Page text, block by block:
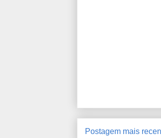
Postagem mais